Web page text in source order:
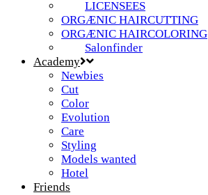
LICENSEES
ORGÆNIC HAIRCUTTING
ORGÆNIC HAIRCOLORING
Salonfinder
Academy
Newbies
Cut
Color
Evolution
Care
Styling
Models wanted
Hotel
Friends